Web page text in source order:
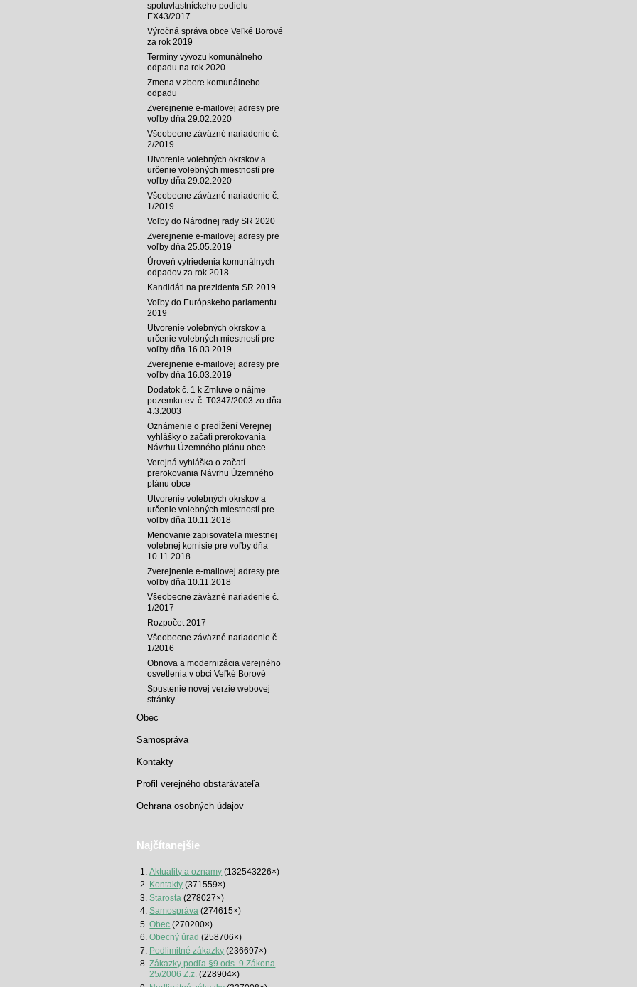
spoluvlastníckeho podielu
EX43/2017
Výročná správa obce Veľké Borové
za rok 2019
Termíny vývozu komunálneho
odpadu na rok 2020
Zmena v zbere komunálneho
odpadu
Zverejnenie e-mailovej adresy pre
voľby dňa 29.02.2020
Všeobecne záväzné nariadenie č.
2/2019
Utvorenie volebných okrskov a
určenie volebných miestností pre
voľby dňa 29.02.2020
Všeobecne záväzné nariadenie č.
1/2019
Voľby do Národnej rady SR 2020
Zverejnenie e-mailovej adresy pre
voľby dňa 25.05.2019
Úroveň vytriedenia komunálnych
odpadov za rok 2018
Kandidáti na prezidenta SR 2019
Voľby do Európskeho parlamentu
2019
Utvorenie volebných okrskov a
určenie volebných miestností pre
voľby dňa 16.03.2019
Zverejnenie e-mailovej adresy pre
voľby dňa 16.03.2019
Dodatok č. 1 k Zmluve o nájme
pozemku ev. č. T0347/2003 zo dňa
4.3.2003
Oznámenie o predĺžení Verejnej
vyhlášky o začatí prerokovania
Návrhu Územného plánu obce
Verejná vyhláška o začatí
prerokovania Návrhu Územného
plánu obce
Utvorenie volebných okrskov a
určenie volebných miestností pre
voľby dňa 10.11.2018
Menovanie zapisovateľa miestnej
volebnej komisie pre voľby dňa
10.11.2018
Zverejnenie e-mailovej adresy pre
voľby dňa 10.11.2018
Všeobecne záväzné nariadenie č.
1/2017
Rozpočet 2017
Všeobecne záväzné nariadenie č.
1/2016
Obnova a modernizácia verejného
osvetlenia v obci Veľké Borové
Spustenie novej verzie webovej
stránky
Obec
Samospráva
Kontakty
Profil verejného obstarávateľa
Ochrana osobných údajov
Najčítanejšie
Aktuality a oznamy (132543226×)
Kontakty (371559×)
Starosta (278027×)
Samospráva (274615×)
Obec (270200×)
Obecný úrad (258706×)
Podlimitné zákazky (236697×)
Zákazky podľa §9 ods. 9 Zákona
25/2006 Z.z. (228904×)